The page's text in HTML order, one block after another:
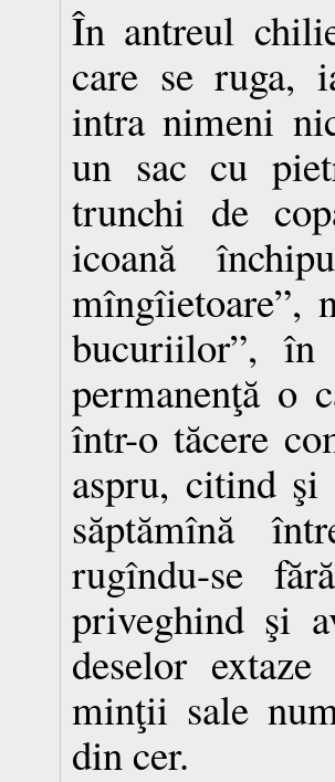
În antreul
care se ruga,
intra nimeni
un sac cu
trunchi de
icoană
mîngîietoare”,
bucuriilor”,
permanenţă o
într-o tăcere
aspru, citind
săptămînă
rugîndu-se
priveghind şi
deselor
minţii sale
din cer.